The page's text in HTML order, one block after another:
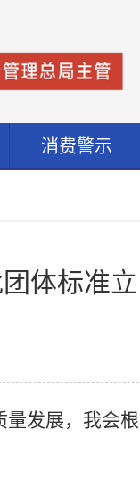
消费警示
体标准立
量发展，我会根